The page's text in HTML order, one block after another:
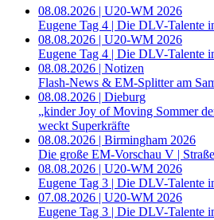
08.08.2026 | U20-WM 2026
Eugene Tag 4 | Die DLV-Talente
08.08.2026 | U20-WM 2026
Eugene Tag 4 | Die DLV-Talente
08.08.2026 | Notizen
Flash-News & EM-Splitter am
08.08.2026 | Dieburg
„kinder Joy of Moving Sommer
weckt Superkräfte
08.08.2026 | Birmingham 2026
Die große EM-Vorschau V |
08.08.2026 | U20-WM 2026
Eugene Tag 3 | Die DLV-Talente
07.08.2026 | U20-WM 2026
Eugene Tag 3 | Die DLV-Talente